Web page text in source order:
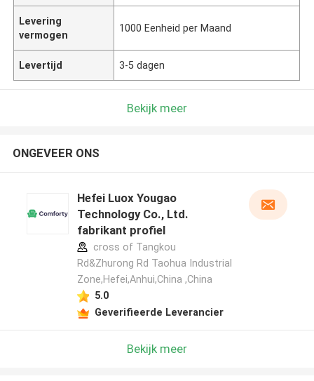
Levering
vermogen
1000 Eenheid per Maand
Levertijd 3-5 dagen
Bekijk meer
ONGEVEER ONS
Hefei Luox Yougao
Technology Co., Ltd.
fabrikant profiel
cross of Tangkou
Rd&Zhurong Rd Taohua Industrial
Zone,Hefei,Anhui,China ,China
5.0
Geverifieerde Leverancier
Bekijk meer